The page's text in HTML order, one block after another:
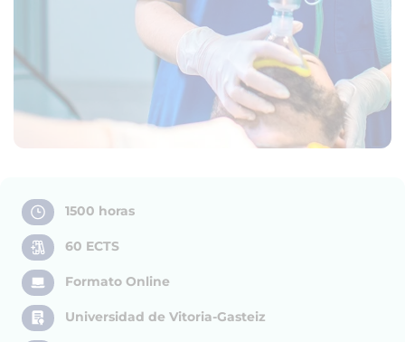
1500 horas
60 ECTS
Formato Online
Universidad de Vitoria-Gasteiz